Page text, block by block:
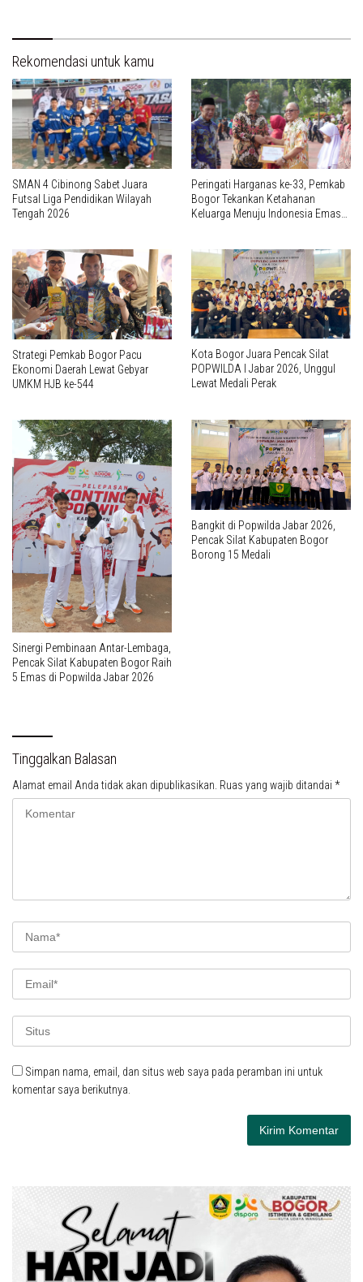
Rekomendasi untuk kamu
SMAN 4 Cibinong Sabet Juara
Futsal Liga Pendidikan Wilayah
Tengah 2026
Peringati Harganas ke-33, Pemkab
Bogor Tekankan Ketahanan
Keluarga Menuju Indonesia Emas
Strategi Pemkab Bogor Pacu
Ekonomi Daerah Lewat Gebyar
UMKM HJB ke-544
Kota Bogor Juara Pencak Silat
POPWILDA I Jabar 2026, Unggul
Lewat Medali Perak
Sinergi Pembinaan Antar-Lembaga,
Pencak Silat Kabupaten Bogor Raih
5 Emas di Popwilda Jabar 2026
Bangkit di Popwilda Jabar 2026,
Pencak Silat Kabupaten Bogor
Borong 15 Medali
Tinggalkan Balasan
Alamat email Anda tidak akan dipublikasikan. Ruas yang wajib ditandai *
Simpan nama, email, dan situs web saya pada peramban ini untuk
komentar saya berikutnya.